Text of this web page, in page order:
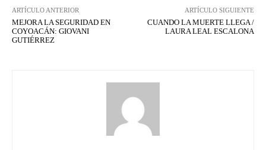
ARTÍCULO ANTERIOR
MEJORA LA SEGURIDAD EN
COYOACÁN: GIOVANI
GUTIÉRREZ
ARTÍCULO SIGUIENTE
CUANDO LA MUERTE LLEGA /
LAURA LEAL ESCALONA